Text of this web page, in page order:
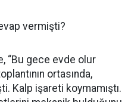
vermişti?
“Bu gece evde olur
ortasında,
Kalp işareti koymamıştı.